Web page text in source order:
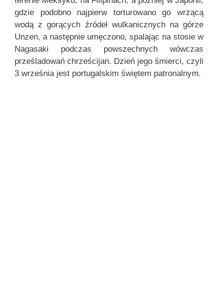
gdzie podobno najpierw torturowano go wrzącą
wodą z gorących źródeł wulkanicznych na górze
Unzen, a następnie umęczono, spalając na stosie w
Nagasaki podczas powszechnych wówczas
prześladowań chrześcijan. Dzień jego śmierci, czyli
3 września jest portugalskim świętem patronalnym.